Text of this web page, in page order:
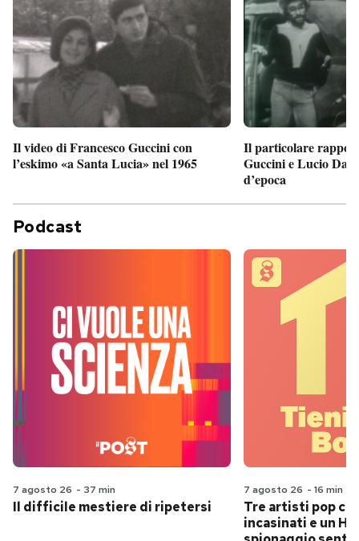
Il video di Francesco Guccini con
l’eskimo «a Santa Lucia» nel 1965
Il particolare
Guccini e Lucio
d’epoca
Podcast
7 agosto 26 - 37 min
Il difficile mestiere di ripetersi
7 agosto 26 - 16 min
Tre artisti pop
incasinati e un